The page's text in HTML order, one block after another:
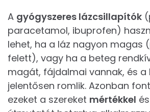
A gyógyszeres lázcsillapítók
paracetamol, ibuprofen)
lehet, ha a láz nagyon magas
felett), vagy ha a beteg
magát, fájdalmai vannak, és a
jelentősen romlik. Azonban
ezeket a szereket mértékkel